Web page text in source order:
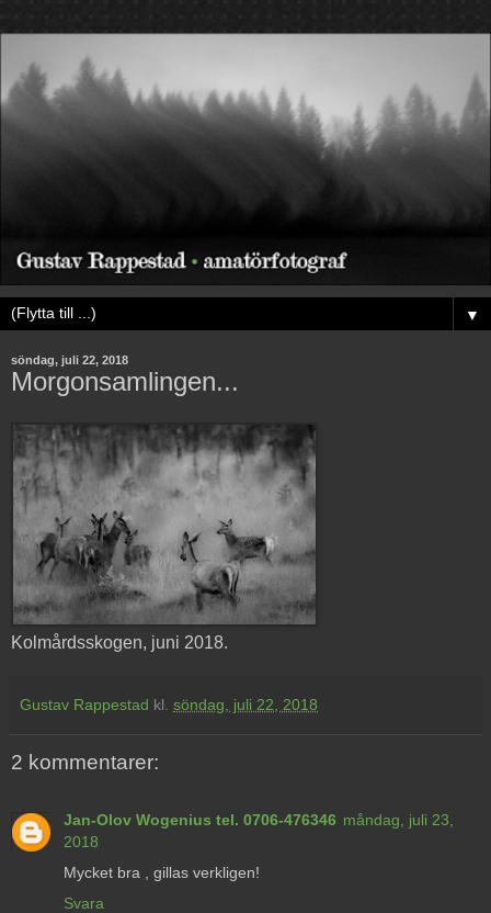
▼
söndag, juli 22, 2018
Morgonsamlingen...
Kolmårdsskogen, juni 2018.
Gustav Rappestad kl. söndag, juli 22, 2018
2 kommentarer:
Jan-Olov Wogenius tel. 0706-476346 måndag, juli 23,
2018
Mycket bra , gillas verkligen!
Svara